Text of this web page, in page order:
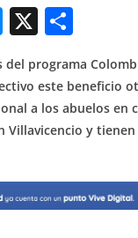
M
e
ss
e
n
er
X S
ar
e
del programa
este beneficio
a los abuelos en
Villavicencio y